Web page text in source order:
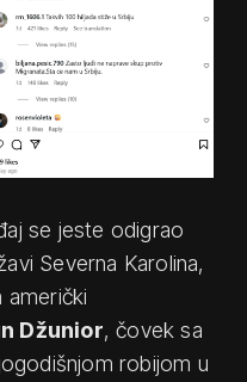
se jeste odigrao
Severna Karolina,
američki
Džunior, čovek sa
robijom u